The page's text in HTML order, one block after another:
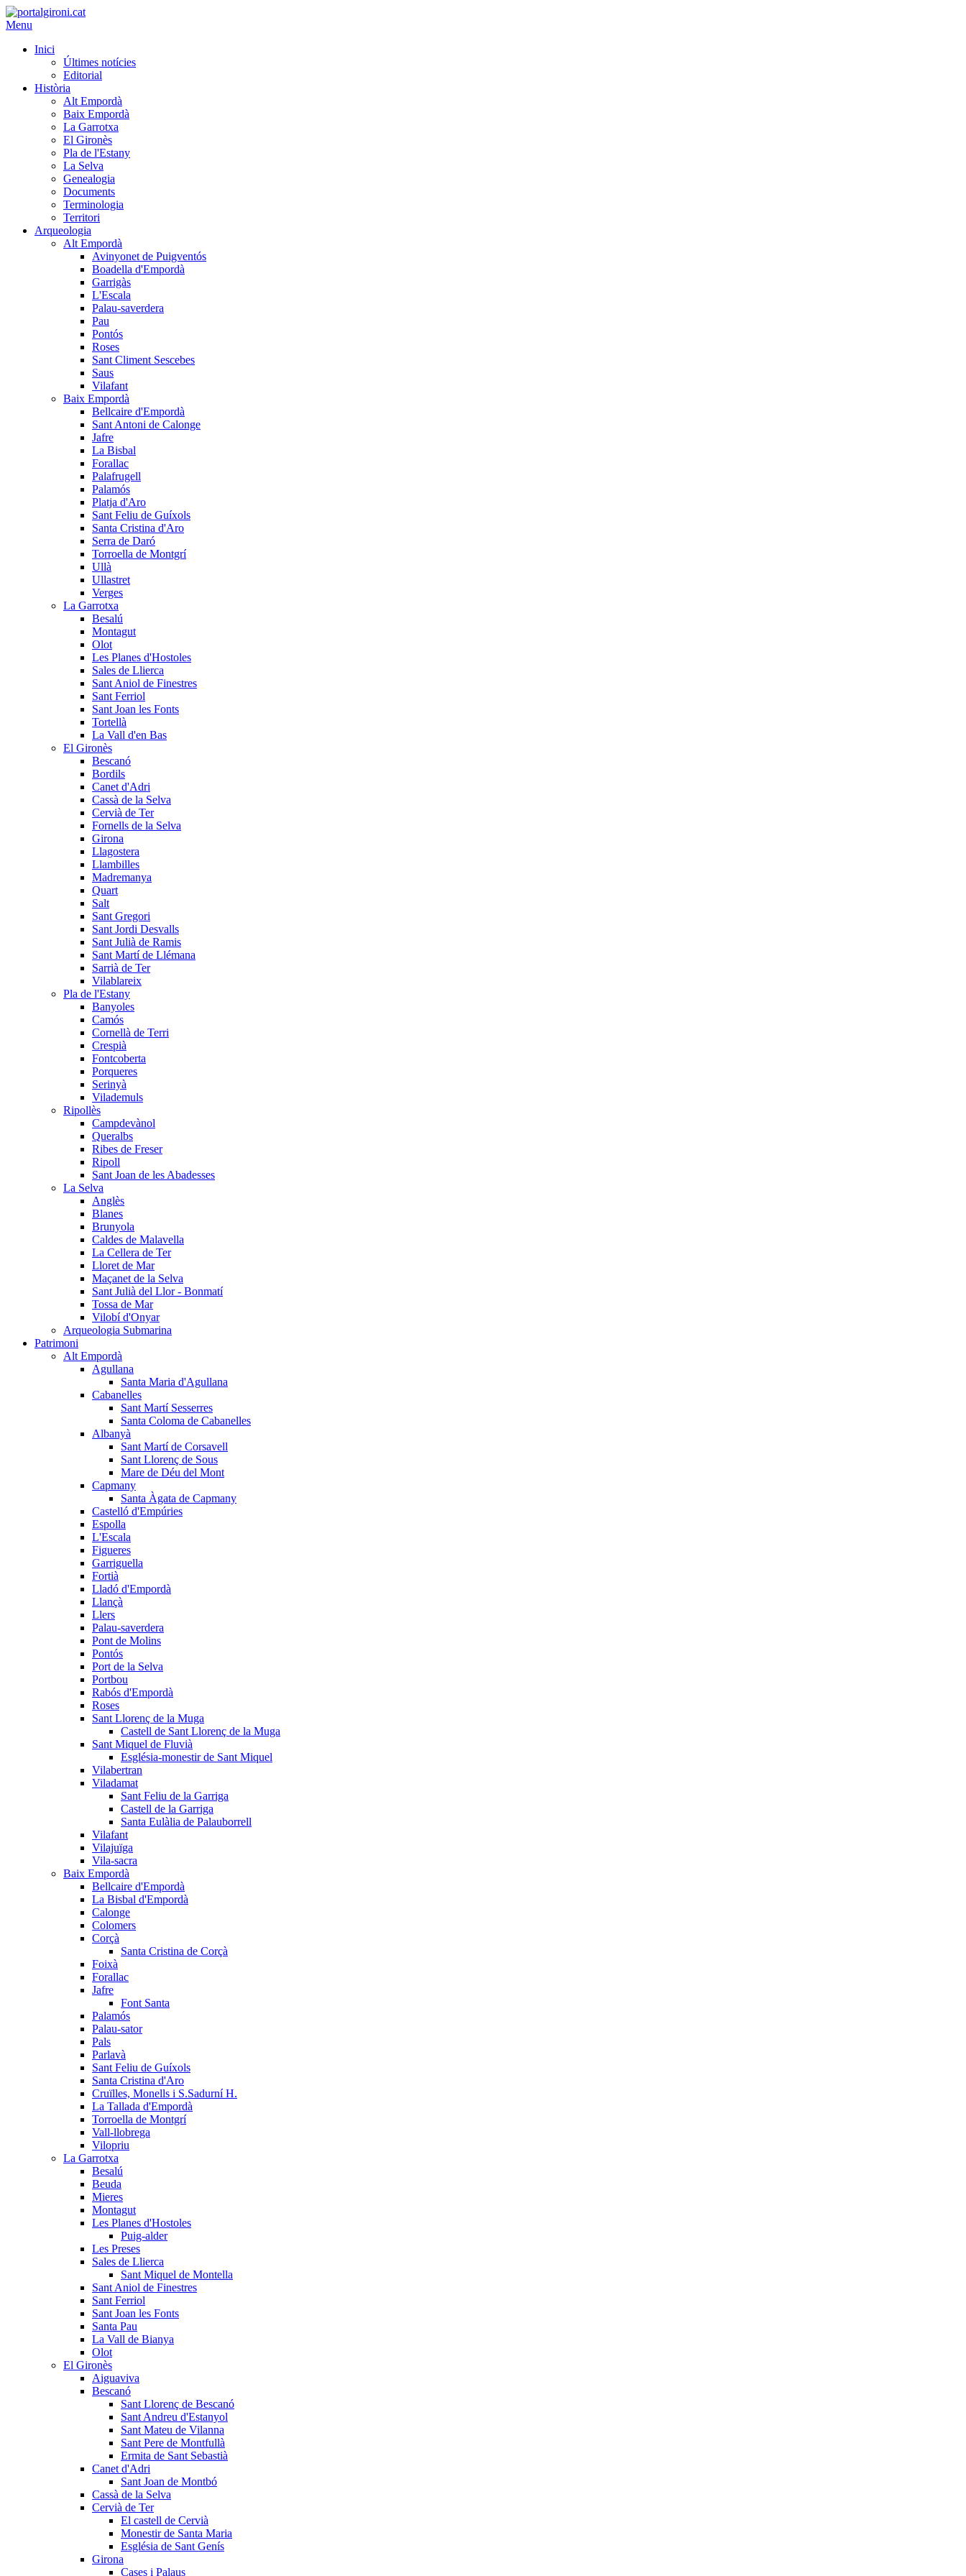
Menu
Inici
Últimes notícies
Editorial
Història
Alt Empordà
Baix Empordà
La Garrotxa
El Gironès
Pla de l'Estany
La Selva
Genealogia
Documents
Terminologia
Territori
Arqueologia
Alt Empordà
Avinyonet de Puigventós
Boadella d'Empordà
Garrigàs
L'Escala
Palau-saverdera
Pau
Pontós
Roses
Sant Climent Sescebes
Saus
Vilafant
Baix Empordà
Bellcaire d'Empordà
Sant Antoni de Calonge
Jafre
La Bisbal
Forallac
Palafrugell
Palamós
Platja d'Aro
Sant Feliu de Guíxols
Santa Cristina d'Aro
Serra de Daró
Torroella de Montgrí
Ullà
Ullastret
Verges
La Garrotxa
Besalú
Montagut
Olot
Les Planes d'Hostoles
Sales de Llierca
Sant Aniol de Finestres
Sant Ferriol
Sant Joan les Fonts
Tortellà
La Vall d'en Bas
El Gironès
Bescanó
Bordils
Canet d'Adri
Cassà de la Selva
Cervià de Ter
Fornells de la Selva
Girona
Llagostera
Llambilles
Madremanya
Quart
Salt
Sant Gregori
Sant Jordi Desvalls
Sant Julià de Ramis
Sant Martí de Llémana
Sarrià de Ter
Vilablareix
Pla de l'Estany
Banyoles
Camós
Cornellà de Terri
Crespià
Fontcoberta
Porqueres
Serinyà
Vilademuls
Ripollès
Campdevànol
Queralbs
Ribes de Freser
Ripoll
Sant Joan de les Abadesses
La Selva
Anglès
Blanes
Brunyola
Caldes de Malavella
La Cellera de Ter
Lloret de Mar
Maçanet de la Selva
Sant Julià del Llor - Bonmatí
Tossa de Mar
Vilobí d'Onyar
Arqueologia Submarina
Patrimoni
Alt Empordà
Agullana
Santa Maria d'Agullana
Cabanelles
Sant Martí Sesserres
Santa Coloma de Cabanelles
Albanyà
Sant Martí de Corsavell
Sant Llorenç de Sous
Mare de Déu del Mont
Capmany
Santa Àgata de Capmany
Castelló d'Empúries
Espolla
L'Escala
Figueres
Garriguella
Fortià
Lladó d'Empordà
Llançà
Llers
Palau-saverdera
Pont de Molins
Pontós
Port de la Selva
Portbou
Rabós d'Empordà
Roses
Sant Llorenç de la Muga
Castell de Sant Llorenç de la Muga
Sant Miquel de Fluvià
Església-monestir de Sant Miquel
Vilabertran
Viladamat
Sant Feliu de la Garriga
Castell de la Garriga
Santa Eulàlia de Palauborrell
Vilafant
Vilajuïga
Vila-sacra
Baix Empordà
Bellcaire d'Empordà
La Bisbal d'Empordà
Calonge
Colomers
Corçà
Santa Cristina de Corçà
Foixà
Forallac
Jafre
Font Santa
Palamós
Palau-sator
Pals
Parlavà
Sant Feliu de Guíxols
Santa Cristina d'Aro
Cruïlles, Monells i S.Sadurní H.
La Tallada d'Empordà
Torroella de Montgrí
Vall-llobrega
Vilopriu
La Garrotxa
Besalú
Beuda
Mieres
Montagut
Les Planes d'Hostoles
Puig-alder
Les Preses
Sales de Llierca
Sant Miquel de Montella
Sant Aniol de Finestres
Sant Ferriol
Sant Joan les Fonts
Santa Pau
La Vall de Bianya
Olot
El Gironès
Aiguaviva
Bescanó
Sant Llorenç de Bescanó
Sant Andreu d'Estanyol
Sant Mateu de Vilanna
Sant Pere de Montfullà
Ermita de Sant Sebastià
Canet d'Adri
Sant Joan de Montbó
Cassà de la Selva
Cervià de Ter
El castell de Cervià
Monestir de Santa Maria
Església de Sant Genís
Girona
Cases i Palaus